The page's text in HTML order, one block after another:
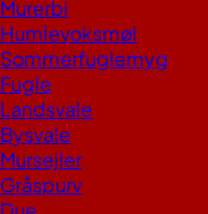
Murerbi
Humlevoksmøl
Sommerfuglemyg
Fugle
Landsvale
Bysvale
Mursejler
Gråspurv